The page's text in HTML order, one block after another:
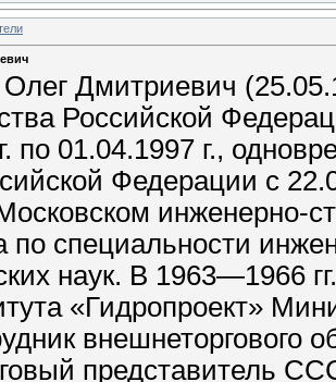
Дмитриевич
Российской
по 01.04.1997 г.,
Федерации с
инженерно-
специальности
наук. В 1963—1966
«Гидропроект»
представитель